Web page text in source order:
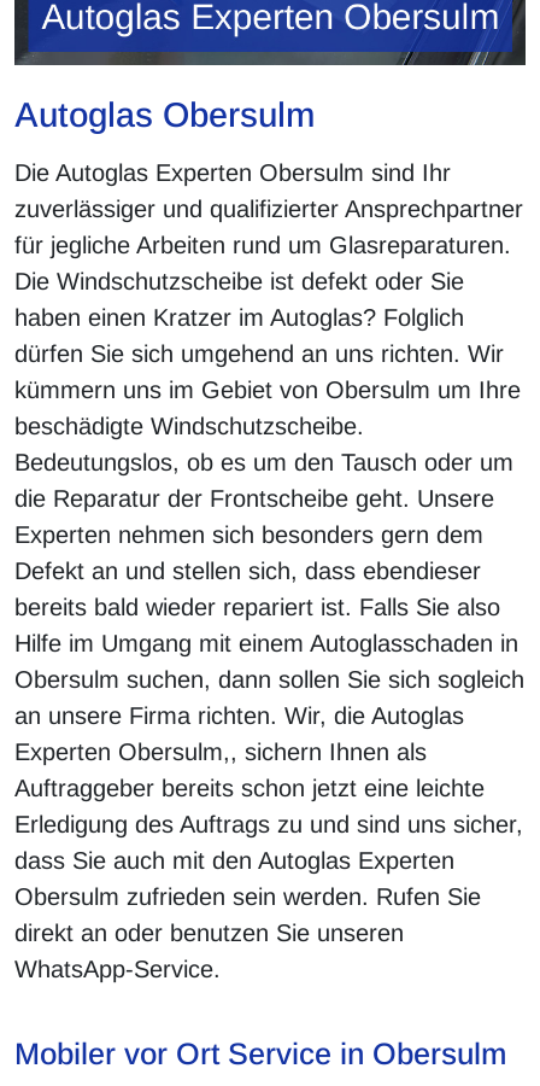
Autoglas Obersulm
Die Autoglas Experten Obersulm sind Ihr
zuverlässiger und qualifizierter Ansprechpartner
für jegliche Arbeiten rund um Glasreparaturen.
Die Windschutzscheibe ist defekt oder Sie
haben einen Kratzer im Autoglas? Folglich
dürfen Sie sich umgehend an uns richten. Wir
kümmern uns im Gebiet von Obersulm um Ihre
beschädigte Windschutzscheibe.
Bedeutungslos, ob es um den Tausch oder um
die Reparatur der Frontscheibe geht. Unsere
Experten nehmen sich besonders gern dem
Defekt an und stellen sich, dass ebendieser
bereits bald wieder repariert ist. Falls Sie also
Hilfe im Umgang mit einem Autoglasschaden in
Obersulm suchen, dann sollen Sie sich sogleich
an unsere Firma richten. Wir, die Autoglas
Experten Obersulm,, sichern Ihnen als
Auftraggeber bereits schon jetzt eine leichte
Erledigung des Auftrags zu und sind uns sicher,
dass Sie auch mit den Autoglas Experten
Obersulm zufrieden sein werden. Rufen Sie
direkt an oder benutzen Sie unseren
WhatsApp-Service.
Mobiler vor Ort Service in Obersulm